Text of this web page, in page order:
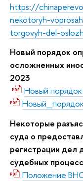
https://
nekotoryh-
torgovyh-del-
Новый порядок
осложненных
2023
Новый
Некоторые
суда о
регистрации дел
судебных
Положение